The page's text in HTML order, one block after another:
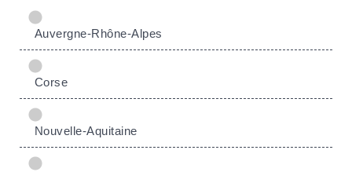
Auvergne-Rhône-Alpes
Corse
Nouvelle-Aquitaine